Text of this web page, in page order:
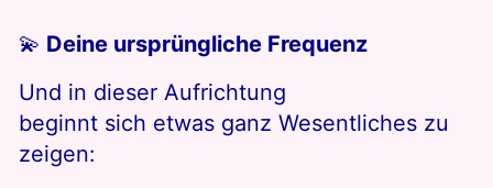
💫 Deine ursprüngliche Frequenz
Und in dieser Aufrichtung
beginnt sich etwas ganz Wesentliches zu
zeigen: